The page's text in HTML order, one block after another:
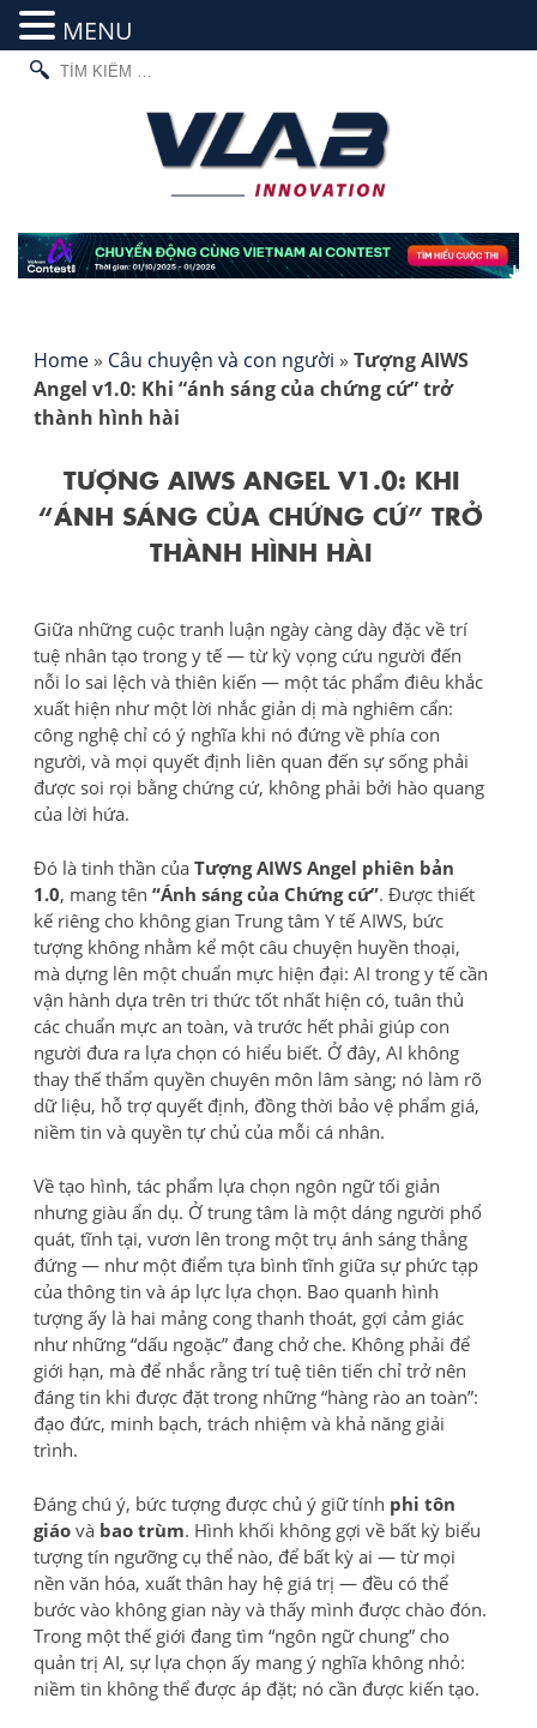
Skip
TÌM
KIẾM
Home » Câu chuyện và con người » Tượng AIWS
Angel v1.0: Khi “ánh sáng của chứng cứ” trở
thành hình hài
TƯỢNG AIWS ANGEL V1.0: KHI
“ÁNH SÁNG CỦA CHỨNG CỨ” TRỞ
THÀNH HÌNH HÀI
Giữa những cuộc tranh luận ngày càng dày đặc về trí
tuệ nhân tạo trong y tế — từ kỳ vọng cứu người đến
nỗi lo sai lệch và thiên kiến — một tác phẩm điêu khắc
xuất hiện như một lời nhắc giản dị mà nghiêm cẩn:
công nghệ chỉ có ý nghĩa khi nó đứng về phía con
người, và mọi quyết định liên quan đến sự sống phải
được soi rọi bằng chứng cứ, không phải bởi hào quang
của lời hứa.
Đó là tinh thần của Tượng AIWS Angel phiên bản
1.0, mang tên “Ánh sáng của Chứng cứ”. Được thiết
kế riêng cho không gian Trung tâm Y tế AIWS, bức
tượng không nhằm kể một câu chuyện huyền thoại,
mà dựng lên một chuẩn mực hiện đại: AI trong y tế cần
vận hành dựa trên tri thức tốt nhất hiện có, tuân thủ
các chuẩn mực an toàn, và trước hết phải giúp con
người đưa ra lựa chọn có hiểu biết. Ở đây, AI không
thay thế thẩm quyền chuyên môn lâm sàng; nó làm rõ
dữ liệu, hỗ trợ quyết định, đồng thời bảo vệ phẩm giá,
niềm tin và quyền tự chủ của mỗi cá nhân.
Về tạo hình, tác phẩm lựa chọn ngôn ngữ tối giản
nhưng giàu ẩn dụ. Ở trung tâm là một dáng người phổ
quát, tĩnh tại, vươn lên trong một trụ ánh sáng thẳng
đứng — như một điểm tựa bình tĩnh giữa sự phức tạp
của thông tin và áp lực lựa chọn. Bao quanh hình
tượng ấy là hai mảng cong thanh thoát, gợi cảm giác
như những “dấu ngoặc” đang chở che. Không phải để
giới hạn, mà để nhắc rằng trí tuệ tiên tiến chỉ trở nên
đáng tin khi được đặt trong những “hàng rào an toàn”:
đạo đức, minh bạch, trách nhiệm và khả năng giải
trình.
Đáng chú ý, bức tượng được chủ ý giữ tính phi tôn
giáo và bao trùm. Hình khối không gợi về bất kỳ biểu
tượng tín ngưỡng cụ thể nào, để bất kỳ ai — từ mọi
nền văn hóa, xuất thân hay hệ giá trị — đều có thể
bước vào không gian này và thấy mình được chào đón.
Trong một thế giới đang tìm “ngôn ngữ chung” cho
quản trị AI, sự lựa chọn ấy mang ý nghĩa không nhỏ:
niềm tin không thể được áp đặt; nó cần được kiến tạo.
MENU